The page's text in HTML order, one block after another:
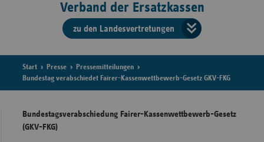
Verband der Ersatzkassen
zu den Landesvertretungen
der
Start Presse
Pressemitteilungen
Bundestag verabschiedet Fairer-Kassenwettbewerb-Gesetz GKV-FKG
Bundestagsverabschiedung Fairer-Kassenwettbewerb-Gesetz
(GKV-FKG)